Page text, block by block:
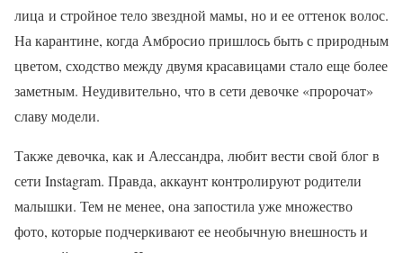
лица и стройное тело звездной мамы, но и ее оттенок волос.
На карантине, когда Амбросио пришлось быть с природным
цветом, сходство между двумя красавицами стало еще более
заметным. Неудивительно, что в сети девочке «пророчат»
славу модели.
Также девочка, как и Алессандра, любит вести свой блог в
сети Instagram. Правда, аккаунт контролируют родители
малышки. Тем не менее, она запостила уже множество
фото, которые подчеркивают ее необычную внешность и